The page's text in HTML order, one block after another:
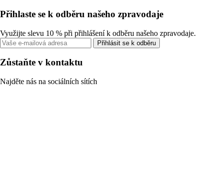
Přihlaste se k odběru našeho zpravodaje
Využijte slevu 10 % při přihlášení k odběru našeho zpravodaje.
Přihlásit se k odběru
Zůstaňte v kontaktu
Najděte nás na sociálních sítích